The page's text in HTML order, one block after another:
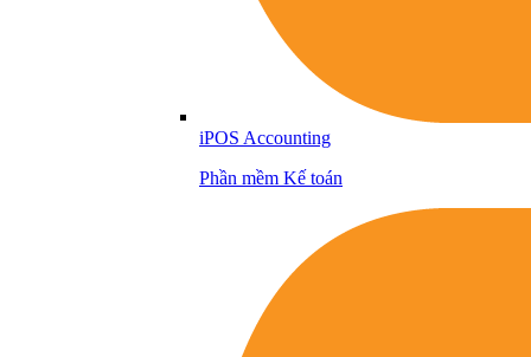
iPOS Accounting
Phần mềm Kế toán